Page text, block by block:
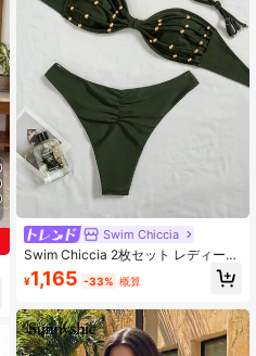
Swim Chiccia
Swim Chiccia 2枚セット レディース
グリーンビーズフリンジ取り外し可
能なスパゲッティストラップクロッ
イントライアングルビキニボトム、
ビーチやデートにぴったりのボヘミ
アンスタイル
¥1,165 -33% 概算